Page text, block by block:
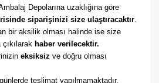
Depolarına uzaklığına göre
siparişinizi size ulaştıracaktır
bir aksilik olması halinde ise size
haber verilecektir.
eksiksiz
teslimat yapılmamaktadır.